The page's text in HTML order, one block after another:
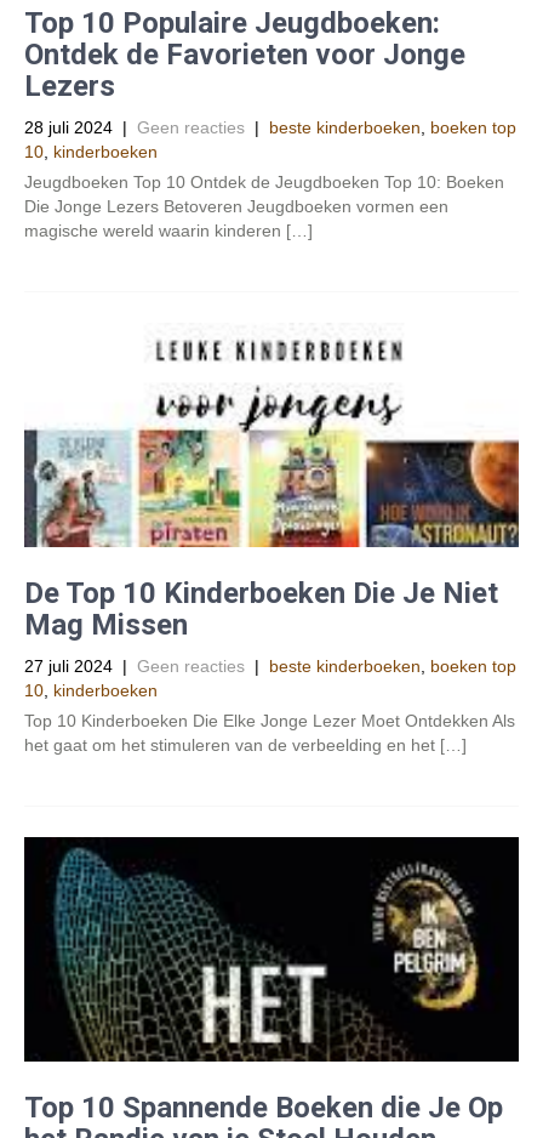
Top 10 Populaire Jeugdboeken:
Ontdek de Favorieten voor Jonge
Lezers
28 juli 2024 | Geen reacties | beste kinderboeken
boeken top
10 kinderboeken
Jeugdboeken Top 10 Ontdek de Jeugdboeken Top 10: Boeken
Die Jonge Lezers Betoveren Jeugdboeken vormen een
magische wereld waarin kinderen […]
De Top 10 Kinderboeken Die Je Niet
Mag Missen
27 juli 2024 | Geen reacties | beste kinderboeken
boeken top
10 kinderboeken
Top 10 Kinderboeken Die Elke Jonge Lezer Moet Ontdekken Als
het gaat om het stimuleren van de verbeelding en het […]
Top 10 Spannende Boeken die Je Op